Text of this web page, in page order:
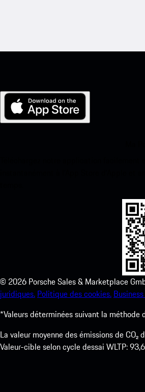
© 2026 Porsche Sales & Marketplace
juridiques. Politique des cookies.
*Valeurs déterminées suivant la méthode
La valeur moyenne des émissions de
Valeur-cible selon cycle dessai WLTP: